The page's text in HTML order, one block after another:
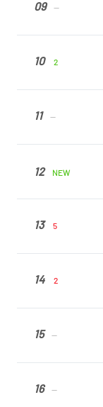
09 --
10 2
11 --
12 NEW
13 5
14 2
15 --
16 --